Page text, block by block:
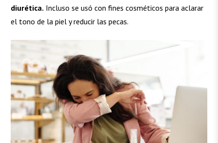
diurética. Incluso se usó con fines cosméticos para aclarar
el tono de la piel y reducir las pecas.